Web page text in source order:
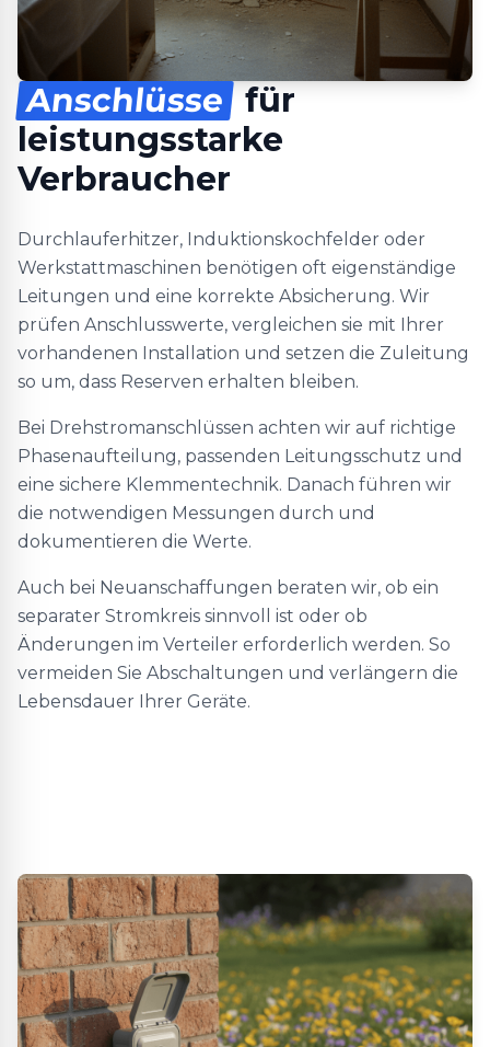
Anschlüsse für
leistungsstarke
Verbraucher
Durchlauferhitzer, Induktionskochfelder oder
Werkstattmaschinen benötigen oft eigenständige
Leitungen und eine korrekte Absicherung. Wir
prüfen Anschlusswerte, vergleichen sie mit Ihrer
vorhandenen Installation und setzen die Zuleitung
so um, dass Reserven erhalten bleiben.
Bei Drehstromanschlüssen achten wir auf richtige
Phasenaufteilung, passenden Leitungsschutz und
eine sichere Klemmentechnik. Danach führen wir
die notwendigen Messungen durch und
dokumentieren die Werte.
Auch bei Neuanschaffungen beraten wir, ob ein
separater Stromkreis sinnvoll ist oder ob
Änderungen im Verteiler erforderlich werden. So
vermeiden Sie Abschaltungen und verlängern die
Lebensdauer Ihrer Geräte.